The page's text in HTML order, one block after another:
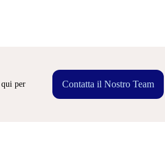
qui per
Contatta il Nostro Team